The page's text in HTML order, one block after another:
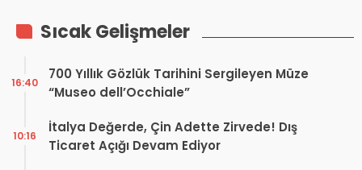
Sıcak Gelişmeler
700 Yıllık Gözlük Tarihini Sergileyen Müze
“Museo dell’Occhiale”
16:40
İtalya Değerde, Çin Adette Zirvede! Dış
Ticaret Açığı Devam Ediyor
10:16